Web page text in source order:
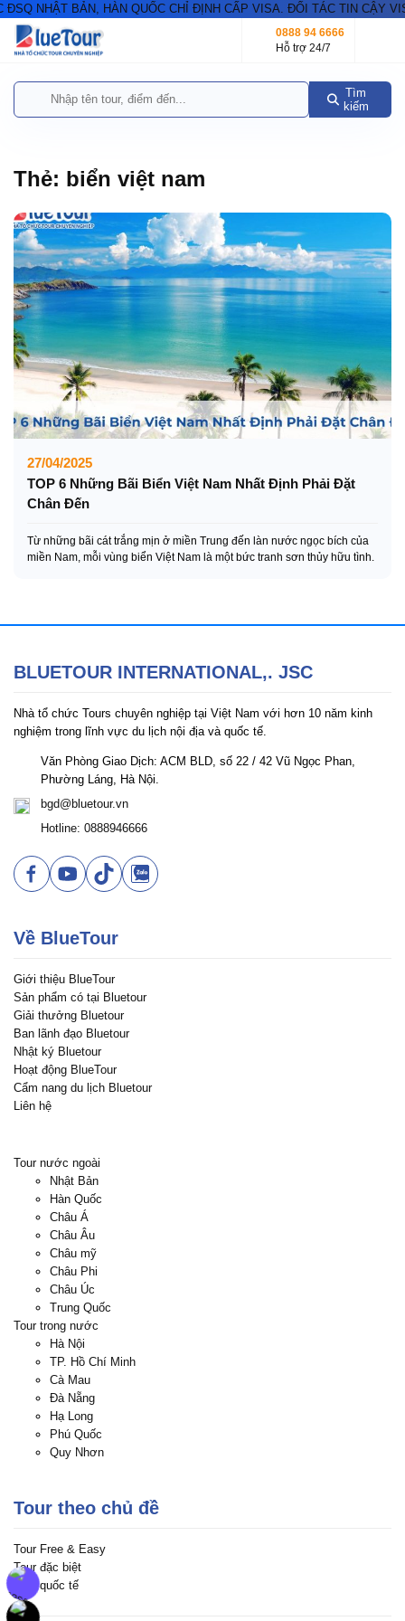
NHẬT BẢN, HÀN QUỐC CHỈ ĐỊNH CẤP VISA. ĐỐI TÁC TIN CẬY
0888 94 6666
Hỗ trợ 24/7
Tìm
kiếm
Thẻ: biển việt nam
27/04/2025
TOP 6 Những Bãi Biển Việt Nam Nhất Định Phải Đặt
Chân Đến
Từ những bãi cát trắng mịn ở miền Trung đến làn nước ngọc bích của
miền Nam, mỗi vùng biển Việt Nam là một bức tranh sơn thủy hữu tình.
BLUETOUR INTERNATIONAL,. JSC
Nhà tổ chức Tours chuyên nghiệp tại Việt Nam với hơn 10 năm kinh
nghiệm trong lĩnh vực du lịch nội địa và quốc tế.
Văn Phòng Giao Dịch: ACM BLD, số 22 / 42 Vũ Ngọc Phan,
Phường Láng, Hà Nội.
bgd@bluetour.vn
Hotline: 0888946666
Về BlueTour
Giới thiệu BlueTour
Sản phẩm có tại Bluetour
Giải thưởng Bluetour
Ban lãnh đạo Bluetour
Nhật ký Bluetour
Hoạt động BlueTour
Cẩm nang du lịch Bluetour
Liên hệ
Tour nước ngoài
Nhật Bản
Hàn Quốc
Châu Á
Châu Âu
Châu mỹ
Châu Phi
Châu Úc
Trung Quốc
Tour trong nước
Hà Nội
TP. Hồ Chí Minh
Cà Mau
Đà Nẵng
Hạ Long
Phú Quốc
Quy Nhơn
Tour theo chủ đề
Tour Free & Easy
Tour đặc biệt
Tour quốc tế